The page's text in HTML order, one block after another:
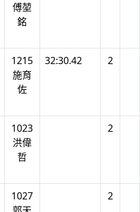
傅堃
銘
1215
施育
佐
32:30.42 2
1023
洪偉
哲
2
1027
2